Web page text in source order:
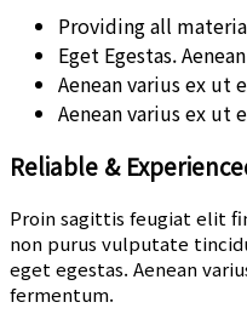
Providing all
Eget Egestas.
Aenean varius ex ut
Aenean varius ex ut
Reliable &
Proin sagittis feugiat elit
non purus vulputate
eget egestas. Aenean
fermentum.